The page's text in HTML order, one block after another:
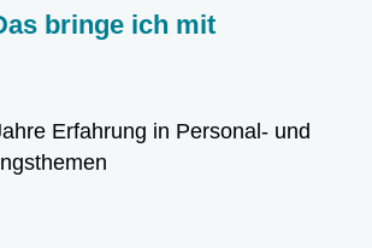
bringe ich mit
Erfahrung in Personal- und